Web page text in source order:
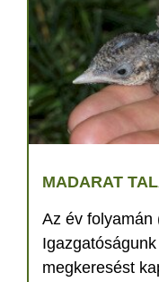
MADARAT
Az év folyamán
megkeresést